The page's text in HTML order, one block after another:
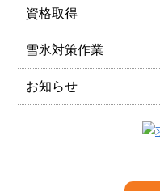
資格取得
雪氷対策作業
お知らせ